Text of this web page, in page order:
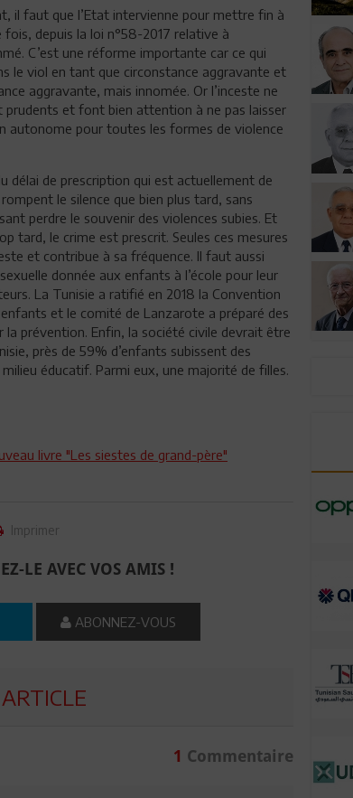
il faut que l’Etat intervienne pour mettre fin à
depuis la loi n°58-2017 relative à
C’est une réforme importante car ce qui
le viol en tant que circonstance aggravante et
aggravante, mais innomée. Or l’inceste ne
prudents et font bien attention à ne pas laisser
autonome pour toutes les formes de violence
délai de prescription qui est actuellement de
le silence que bien plus tard, sans
perdre le souvenir des violences subies. Et
tard, le crime est prescrit. Seules ces mesures
et contribue à sa fréquence. Il faut aussi
donnée aux enfants à l’école pour leur
La Tunisie a ratifié en 2018 la Convention
et le comité de Lanzarote a préparé des
la prévention. Enfin, la société civile devrait être
près de 59% d’enfants subissent des
éducatif. Parmi eux, une majorité de filles.
livre "Les siestes de grand-père"
Imprimer
LE AVEC VOS AMIS !
ABONNEZ-VOUS
1 Commentaire